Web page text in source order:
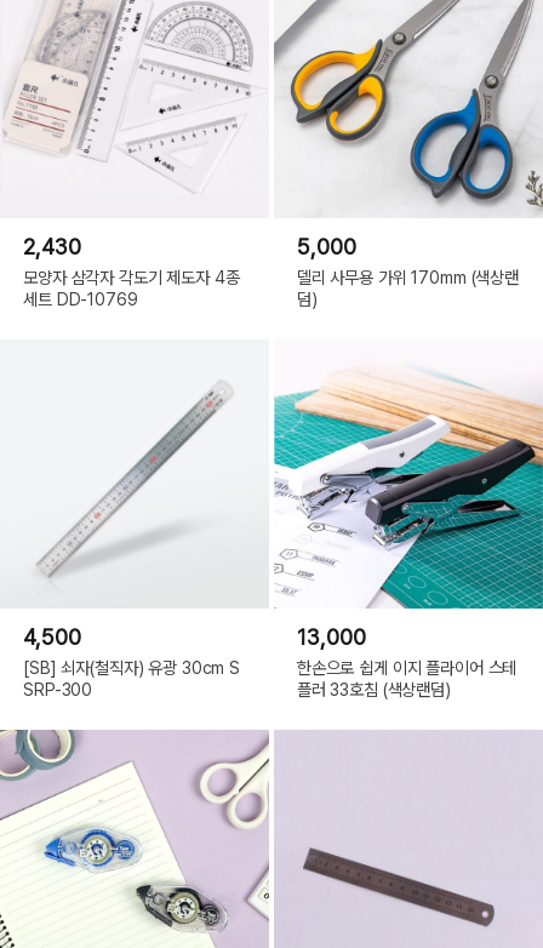
2,430
모양자 삼각자 각도기 제도자 4종
세트 DD-10769
5,000
델리 사무용 가위 170mm (색상랜
덤)
4,500
[SB] 쇠자(철직자) 유광 30cm S
SRP-300
13,000
한손으로 쉽게 이지 플라이어 스테
플러 33호침 (색상랜덤)